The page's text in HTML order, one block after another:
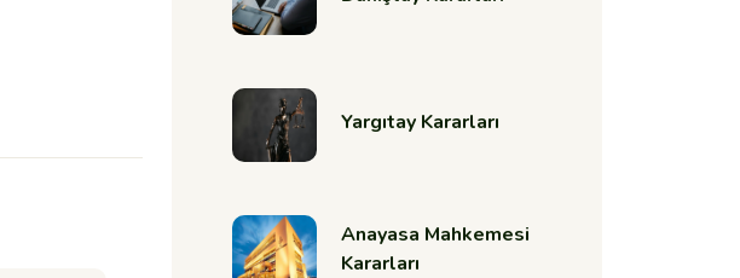
Yargıtay Kararları
Anayasa Mahkemesi
Kararları